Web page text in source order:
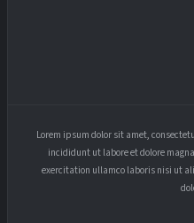
Lorem ipsum dolor sit amet,
incididunt ut labore et dolore
exercitation ullamco laboris nisi ut